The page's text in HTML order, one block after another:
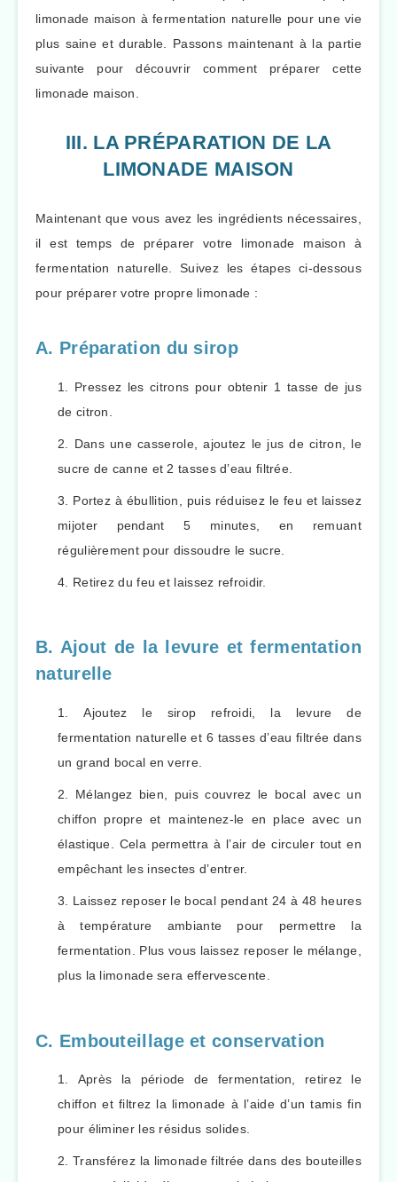
limonade maison à fermentation naturelle pour une vie
plus saine et durable. Passons maintenant à la partie
suivante pour découvrir comment préparer cette
limonade maison.
III. LA PRÉPARATION DE LA
LIMONADE MAISON
Maintenant que vous avez les ingrédients nécessaires,
il est temps de préparer votre limonade maison à
fermentation naturelle. Suivez les étapes ci-dessous
pour préparer votre propre limonade :
A. Préparation du sirop
Pressez les citrons pour obtenir 1 tasse de jus
de citron.
Dans une casserole, ajoutez le jus de citron, le
sucre de canne et 2 tasses d’eau filtrée.
Portez à ébullition, puis réduisez le feu et laissez
mijoter pendant 5 minutes, en remuant
régulièrement pour dissoudre le sucre.
Retirez du feu et laissez refroidir.
B. Ajout de la levure et fermentation
naturelle
Ajoutez le sirop refroidi, la levure de
fermentation naturelle et 6 tasses d’eau filtrée dans
un grand bocal en verre.
Mélangez bien, puis couvrez le bocal avec un
chiffon propre et maintenez-le en place avec un
élastique. Cela permettra à l’air de circuler tout en
empêchant les insectes d’entrer.
Laissez reposer le bocal pendant 24 à 48 heures
à température ambiante pour permettre la
fermentation. Plus vous laissez reposer le mélange,
plus la limonade sera effervescente.
C. Embouteillage et conservation
Après la période de fermentation, retirez le
chiffon et filtrez la limonade à l’aide d’un tamis fin
pour éliminer les résidus solides.
Transférez la limonade filtrée dans des bouteilles